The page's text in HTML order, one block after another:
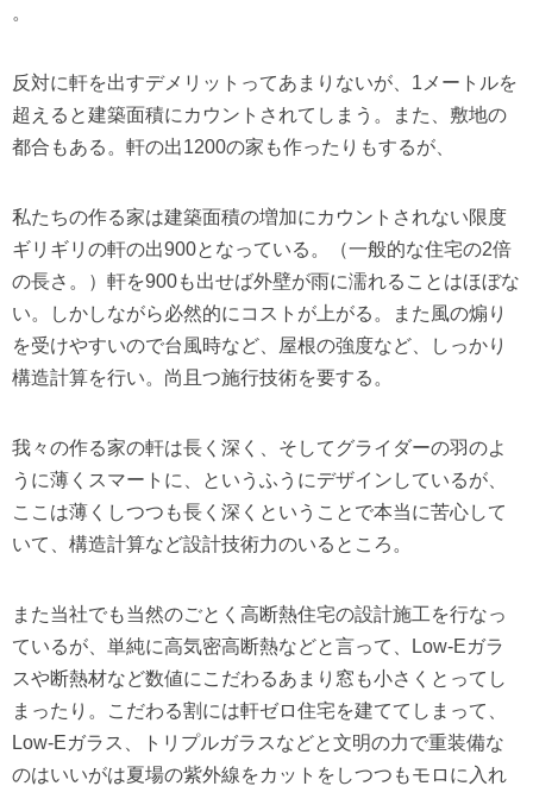
。
反対に軒を出すデメリットってあまりないが、1メートルを
超えると建築面積にカウントされてしまう。また、敷地の
都合もある。軒の出1200の家も作ったりもするが、
私たちの作る家は建築面積の増加にカウントされない限度
ギリギリの軒の出900となっている。（一般的な住宅の2倍
の長さ。）軒を900も出せば外壁が雨に濡れることはほぼな
い。しかしながら必然的にコストが上がる。また風の煽り
を受けやすいので台風時など、屋根の強度など、しっかり
構造計算を行い。尚且つ施行技術を要する。
我々の作る家の軒は長く深く、そしてグライダーの羽のよ
うに薄くスマートに、というふうにデザインしているが、
ここは薄くしつつも長く深くということで本当に苦心して
いて、構造計算など設計技術力のいるところ。
また当社でも当然のごとく高断熱住宅の設計施工を行なっ
ているが、単純に高気密高断熱などと言って、Low-Eガラ
スや断熱材など数値にこだわるあまり窓も小さくとってし
まったり。こだわる割には軒ゼロ住宅を建ててしまって、
Low-Eガラス、トリプルガラスなどと文明の力で重装備な
のはいいがは夏場の紫外線をカットをしつつもモロに入れ